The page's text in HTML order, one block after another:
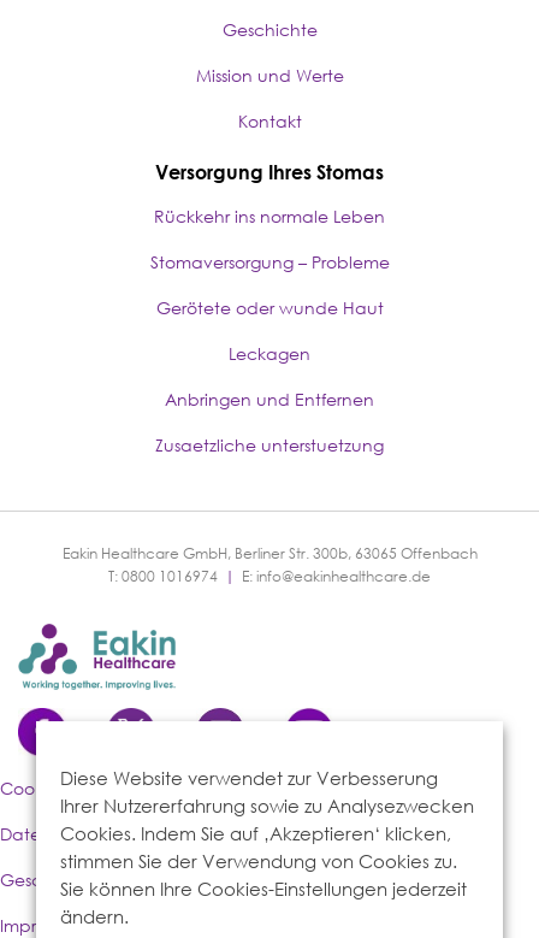
Geschichte
Mission und Werte
Kontakt
Versorgung Ihres Stomas
Rückkehr ins normale Leben
Stomaversorgung – Probleme
Gerötete oder wunde Haut
Leckagen
Anbringen und Entfernen
Zusaetzliche unterstuetzung
Eakin Healthcare GmbH, Berliner Str. 300b, 63065 Offenbach
T: 0800 1016974 | E: info@eakinhealthcare.de
Cookies-Richtlinie
Datenschutzerklärung
Geschäftsbedingungen
Impressum
Diese Website verwendet zur Verbesserung
Ihrer Nutzererfahrung sowie zu Analysezwecken
Cookies. Indem Sie auf ‚Akzeptieren‘ klicken,
stimmen Sie der Verwendung von Cookies zu.
Sie können Ihre Cookies-Einstellungen jederzeit
ändern.